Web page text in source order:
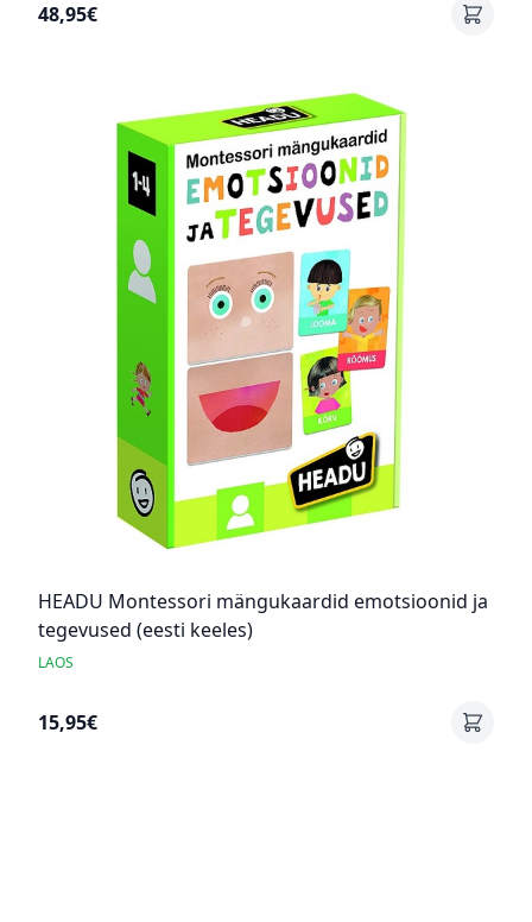
48,95€
HEADU Montessori mängukaardid emotsioonid ja
tegevused (eesti keeles)
LAOS
15,95€